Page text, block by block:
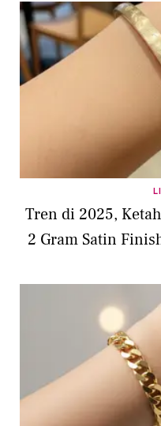
Tren di 2025,
2 Gram Satin